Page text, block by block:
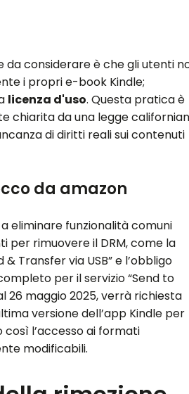
da considerare è che gli utenti
i propri e-book Kindle;
licenza d'uso. Questa pratica è
chiarita da una legge
di diritti reali sui contenuti
da amazon
eliminare funzionalità comuni
per rimuovere il DRM, come la
& Transfer via USB” e l’obbligo
per il servizio “Send to
26 maggio 2025, verrà richiesta
versione dell’app Kindle per
l’accesso ai formati
modificabili.